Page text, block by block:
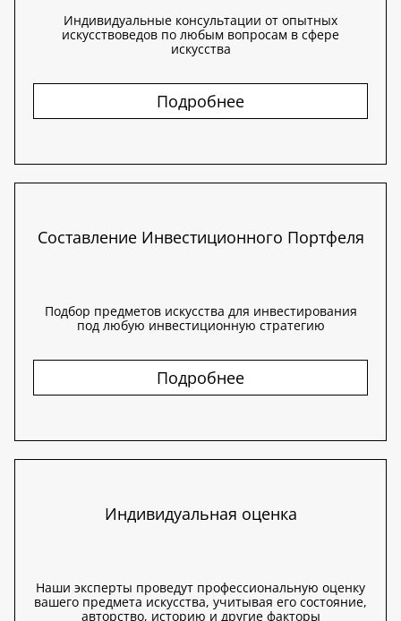
Индивидуальные консультации от опытных
искусствоведов по любым вопросам в сфере
искусства
Подробнее
Составление Инвестиционного Портфеля
Подбор предметов искусства для инвестирования
под любую инвестиционную стратегию
Подробнее
Индивидуальная оценка
Наши эксперты проведут профессиональную оценку
вашего предмета искусства, учитывая его состояние,
авторство, историю и другие факторы